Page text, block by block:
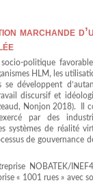
marchande
politique
HLM, les
se développent
discursif et
Nonjon 2018).
Il
par des
systèmes de réalité
de gouvernance
NOBATEK/
« 1001 rues » avec